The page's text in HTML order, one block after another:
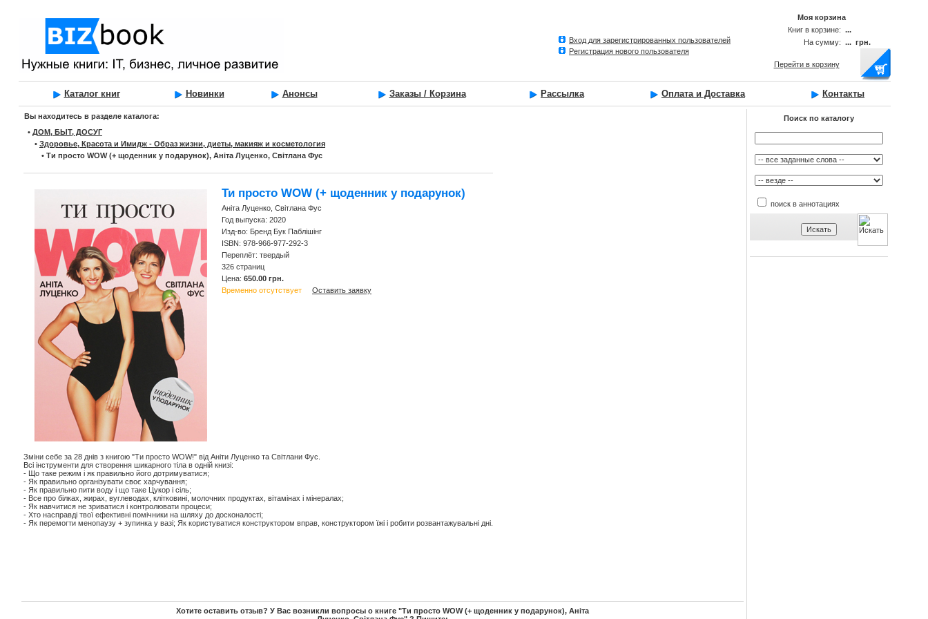
Вход для зарегистрированных пользователей
Регистрация нового пользователя
Моя корзина
Книг в корзине: ...
На сумму: ... грн.
Перейти в корзину
Каталог книг Новинки Анонсы Заказы / Корзина Рассылка Оплата и Доставка Контакты
Вы находитесь в разделе каталога:
• ДОМ, БЫТ, ДОСУГ
• Здоровье, Красота и Имидж - Образ жизни, диеты, макияж и косметология
• Ти просто WOW (+ щоденник у подарунок), Аніта Луценко, Світлана Фус
Ти просто WOW (+ щоденник у подарунок)
Аніта Луценко, Світлана Фус
Год выпуска: 2020
Изд-во: Бренд Бук Паблішінг
ISBN: 978-966-977-292-3
Переплёт: твердый
326 страниц
Цена: 650.00 грн.
Временно отсутствует
Оставить заявку
Зміни себе за 28 днів з книгою "Ти просто WOW!" від Аніти Луценко та Світлани Фус.
Всі інструменти для створення шикарного тіла в одній книзі:
- Що таке режим і як правильно його дотримуватися;
- Як правильно організувати своє харчування;
- Як правильно пити воду і що таке Цукор і сіль;
- Все про білках, жирах, вуглеводах, клітковині, молочних продуктах, вітамінах і мінералах;
- Як навчитися не зриватися і контролювати процеси;
- Хто насправді твої ефективні помічники на шляху до досконалості;
- Як перемогти менопаузу + зупинка у вазі; Як користуватися конструктором вправ, конструктором їжі і робити розвантажувальні дні.
Хотите оставить отзыв? У Вас возникли вопросы о книге "Ти просто WOW (+ щоденник у подарунок), Аніта
Поиск по каталогу
поиск в аннотациях